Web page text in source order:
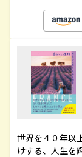
世界を４０年以
けする、人生を